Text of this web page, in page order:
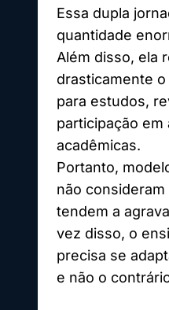
Essa dupla
quantidade
Além disso, ela
drasticamente
para estudos,
participação em
acadêmicas.
Portanto,
não
tendem a
vez disso, o
precisa se
e não o